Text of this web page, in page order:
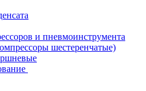
и пневмоинструмента
шестеренчатые)